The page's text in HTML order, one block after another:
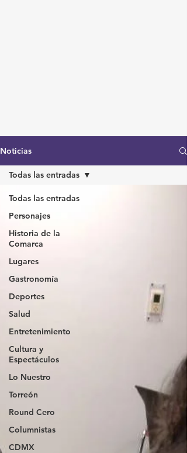
Noticias
Todas las entradas
Personajes
Historia de la
Comarca
Lugares
Gastronomía
Deportes
Salud
Entretenimiento
Cultura y
Espectáculos
Lo Nuestro
Torreón
Round Cero
Columnistas
CDMX
Todas las entradas